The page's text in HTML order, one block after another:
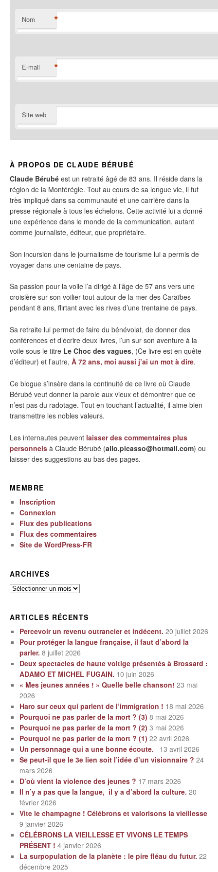
Nom *
E-mail *
Site web
À PROPOS DE CLAUDE BÉRUBÉ
Claude Bérubé est un retraité âgé de 83 ans. Il réside dans la
région de la Montérégie. Tout au cours de sa longue vie, il fut
très impliqué dans sa communauté et une carrière dans la
presse régionale à tous les échelons. Cette activité lui a donné
une expérience dans le monde de la communication, autant
comme journaliste, éditeur, que propriétaire.
Son incursion dans le journalisme de tourisme lui a permis de
voyager dans une centaine de pays.
Sa passion pour la voile l’a dirigé à l’âge de 57 ans vers une
croisière sur son voilier tout autour de la mer des Caraïbes
pendant 8 ans, flirtant avec les rives d’une trentaine de pays.
Sa retraite lui permet de faire du bénévolat, de donner des
conférences et d’écrire deux livres, l’un sur son aventure à la
voile sous le titre Le Choc des vagues, (Ce livre est en quête
d’éditeur) et l’autre, À 72 ans, moi aussi j’ai un mot à dire.
Ce blogue s’insère dans la continuité de ce livre où Claude
Bérubé veut donner la parole aux vieux et démontrer que ce
n’est pas du radotage. Tout en touchant l’actualité, il aime bien
transmettre les nobles valeurs.
Les internautes peuvent laisser des commentaires plus
personnels à Claude Bérubé (allo.picasso@hotmail.com) ou
laisser des suggestions au bas des pages.
MEMBRE
Inscription
Connexion
Flux des publications
Flux des commentaires
Site de WordPress-FR
ARCHIVES
Archives
ARTICLES RÉCENTS
Percevoir un revenu outrancier et indécent. 20 juillet 2026
Pour protéger la langue française, il faut d’abord la
parler. 8 juillet 2026
Deux spectacles de haute voltige présentés à Brossard :
ADAMO ET MICHEL FUGAIN. 10 juin 2026
« Mes jeunes années ! » Quelle belle chanson! 23 mai
2026
Haro sur ceux qui parlent de l’immigration ! 18 mai 2026
Pourquoi ne pas parler de la mort ? (3) 8 mai 2026
Pourquoi ne pas parler de la mort ? (2) 3 mai 2026
Pourquoi ne pas parler de la mort ? (1) 22 avril 2026
Un personnage qui a une bonne écoute.
13 avril 2026
Se peut-il que le 3e lien soit l’idée d’un visionnaire ? 24
mars 2026
D’où vient la violence des jeunes ? 17 mars 2026
Il n’y a pas que la langue, il y a d’abord la culture. 20
février 2026
Vite le champagne ! Célébrons et valorisons la vieillesse
9 janvier 2026
CÉLÉBRONS LA VIEILLESSE ET VIVONS LE TEMPS
PRÉSENT ! 4 janvier 2026
La surpopulation de la planète : le pire fléau du futur. 22
décembre 2025